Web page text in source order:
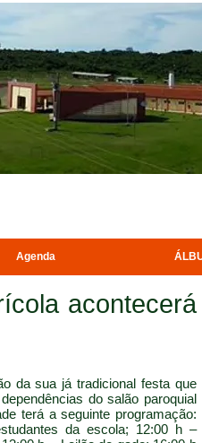
Agenda
acontecerá
da sua já tradicional festa que
do salão paroquial
terá a seguinte programação:
da escola; 12:00 h –